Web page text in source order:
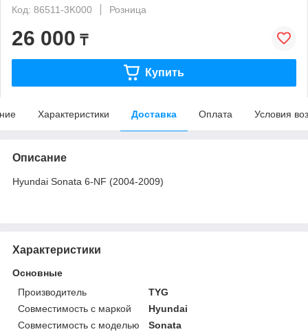
Код: 86511-3K000
Розница
26 000 ₸
Купить
Характеристики Доставка Оплата Условия
Описание
Hyundai Sonata 6-NF (2004-2009)
Характеристики
Основные
Производитель
TYG
Совместимость с маркой
Hyundai
Совместимость с моделью
Sonata